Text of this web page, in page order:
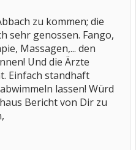
zu kommen; die
sehr genossen. Fango,
Massagen,... den
Und die Ärzte
Einfach standhaft
lassen! Würd
Bericht von Dir zu